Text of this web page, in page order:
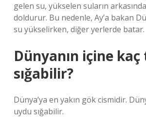
gelen su, yükselen suların
doldurur. Bu nedenle, Ay’a bakan
su yükselirken, diğer yerlerde batar.
Dünyanın içine
sığabilir?
Dünya’ya en yakın gök cismidir.
uydu sığabilir.